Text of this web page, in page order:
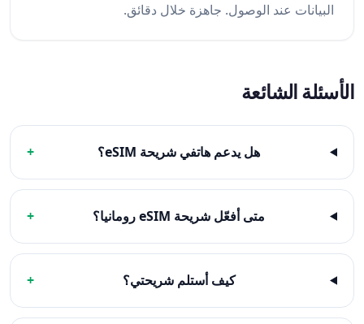
البيانات عند الوصول. جاهزة خلال دقائق.
الأسئلة الشائعة
هل يدعم هاتفي شريحة eSIM؟ +
متى أفعّل شريحة eSIM رومانيا؟ +
كيف أستلم شريحتي؟ +